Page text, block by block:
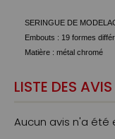
SERINGUE DE
Embouts : 19 formes
Matière : métal chromé
LISTE DES AVIS
Aucun avis n'a été